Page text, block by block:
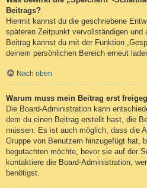
Beitrags?
Hiermit kannst du die geschriebene
späteren Zeitpunkt vervollständigen und
Beitrag kannst du mit der Funktion
deinem persönlichen Bereich erneut
Nach oben
Warum muss mein Beitrag erst
Die Board-Administration kann
dem du einen Beitrag erstellt hast, die
müssen. Es ist auch möglich, dass die
Gruppe von Benutzern hinzugefügt hat,
begutachten möchte, bevor sie auf der
kontaktiere die Board-Administration,
benötigst.